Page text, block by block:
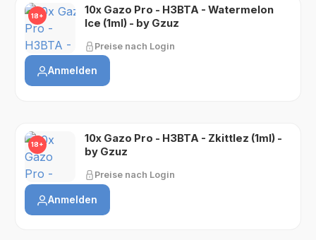
18+
10x Gazo Pro - H3BTA - Watermelon
Ice (1ml) - by Gzuz
Preise nach Login
Anmelden
18+
10x Gazo Pro - H3BTA - Zkittlez (1ml) -
by Gzuz
Preise nach Login
Anmelden